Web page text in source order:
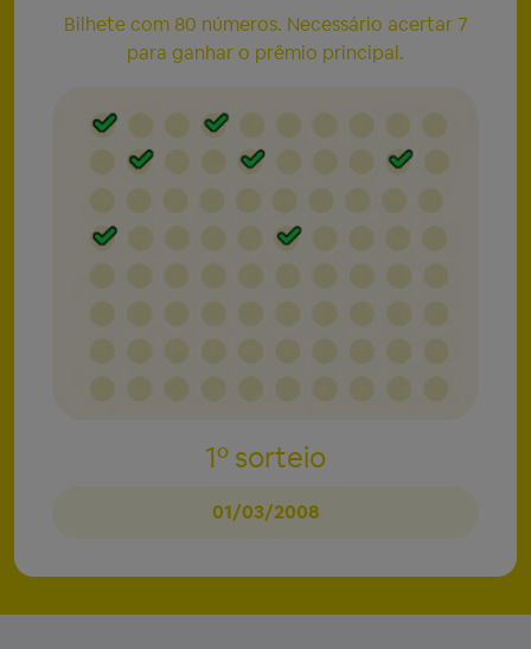
Bilhete com 80 números. Necessário acertar 7
para ganhar o prêmio principal.
1º sorteio
01/03/2008